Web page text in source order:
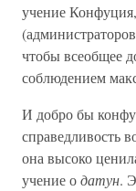
учение
чтобы всеобщее
соблюдением
И добро бы
справедливость
она высоко
учение одатун.